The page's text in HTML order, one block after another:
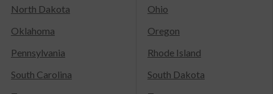
North Dakota
Ohio
Oklahoma
Oregon
Pennsylvania
Rhode Island
South Carolina
South Dakota